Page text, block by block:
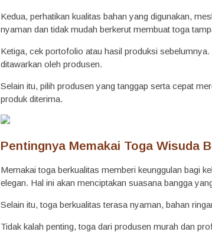
Kedua, perhatikan kualitas bahan yang digunakan,
nyaman dan tidak mudah berkerut membuat toga
Ketiga, cek portofolio atau hasil produksi
ditawarkan oleh produsen.
Selain itu, pilih produsen yang tanggap serta cepat
produk diterima.
Pentingnya Memakai Toga Wisuda
Memakai toga berkualitas memberi keunggulan bagi
elegan. Hal ini akan menciptakan suasana bangga
Selain itu, toga berkualitas terasa nyaman, bahan
Tidak kalah penting, toga dari produsen murah dan